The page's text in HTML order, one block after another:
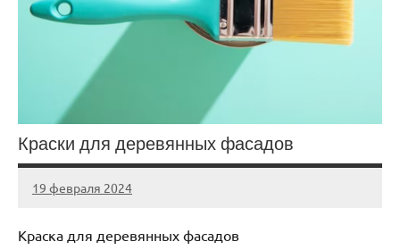
Краски для деревянных фасадов
19 февраля 2024
Avtor
Нет
Краска для деревянных фасадов